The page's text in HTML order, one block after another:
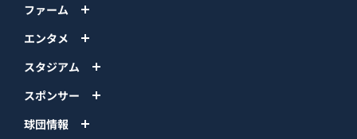
ファーム
エンタメ
スタジアム
スポンサー
球団情報